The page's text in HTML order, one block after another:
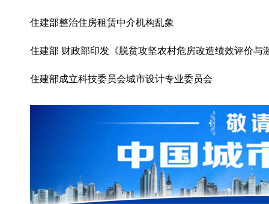
住建部整治住房租赁中介机构乱象
住建部 财政部印发《脱贫攻坚农村危房改造绩效评价与
住建部成立科技委员会城市设计专业委员会